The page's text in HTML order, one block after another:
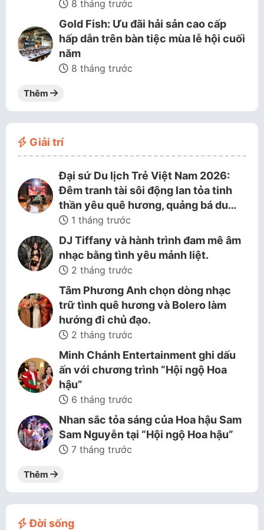
8 tháng trước
Gold Fish: Ưu đãi hải sản cao cấp
hấp dẫn trên bàn tiệc mùa lễ hội cuối
năm
8 tháng trước
Thêm
Giải trí
Đại sứ Du lịch Trẻ Việt Nam 2026:
Đêm tranh tài sôi động lan tỏa tinh
thần yêu quê hương, quảng bá du…
1 tháng trước
DJ Tiffany và hành trình đam mê âm
nhạc bằng tình yêu mảnh liệt.
2 tháng trước
Tâm Phương Anh chọn dòng nhạc
trữ tình quê hương và Bolero làm
hướng đi chủ đạo.
2 tháng trước
Minh Chánh Entertainment ghi dấu
ấn với chương trình “Hội ngộ Hoa
hậu”
6 tháng trước
Nhan sắc tỏa sáng của Hoa hậu Sam
Sam Nguyễn tại “Hội ngộ Hoa hậu”
7 tháng trước
Thêm
Đời sống